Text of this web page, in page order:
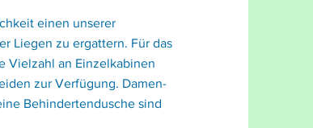
einen unserer
Liegen zu ergattern. Für das
Vielzahl an Einzelkabinen
zur Verfügung. Damen-
Behindertendusche sind